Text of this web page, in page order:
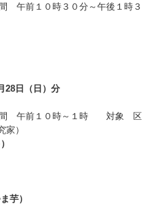
午前１０時３０分～午後１
28日（日）分
午前１０時～１時 対象 区
）
）